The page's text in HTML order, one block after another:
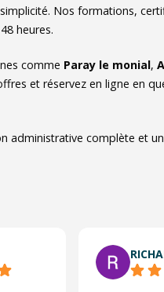
Nos formations,
heures.
comme Paray le monial,
et réservez en ligne en
administrative complète et un